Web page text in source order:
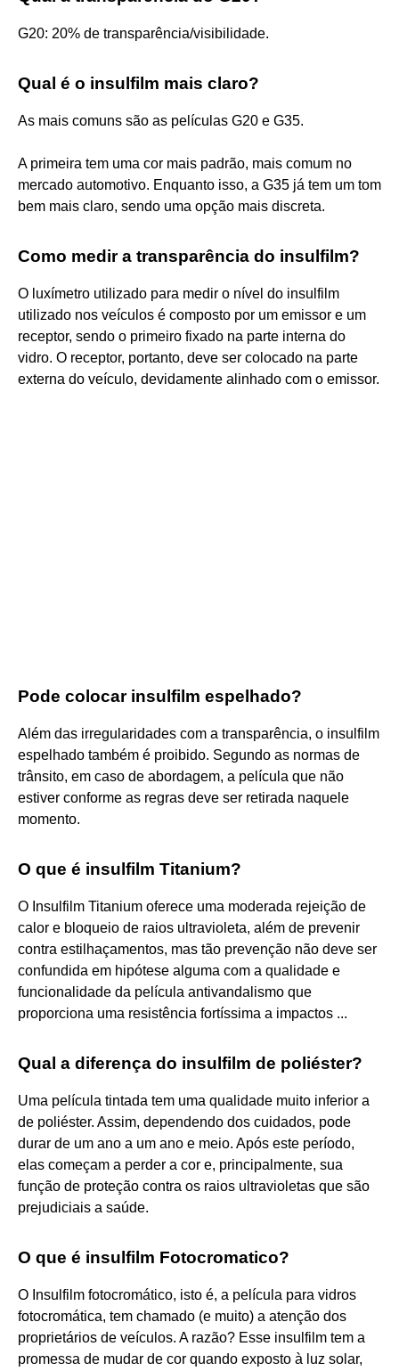
G20: 20% de transparência/visibilidade.
Qual é o insulfilm mais claro?
As mais comuns são as películas G20 e G35.
A primeira tem uma cor mais padrão, mais comum no
mercado automotivo. Enquanto isso, a G35 já tem um tom
bem mais claro, sendo uma opção mais discreta.
Como medir a transparência do insulfilm?
O luxímetro utilizado para medir o nível do insulfilm
utilizado nos veículos é composto por um emissor e um
receptor, sendo o primeiro fixado na parte interna do
vidro. O receptor, portanto, deve ser colocado na parte
externa do veículo, devidamente alinhado com o emissor.
Pode colocar insulfilm espelhado?
Além das irregularidades com a transparência, o insulfilm
espelhado também é proibido. Segundo as normas de
trânsito, em caso de abordagem, a película que não
estiver conforme as regras deve ser retirada naquele
momento.
O que é insulfilm Titanium?
O Insulfilm Titanium oferece uma moderada rejeição de
calor e bloqueio de raios ultravioleta, além de prevenir
contra estilhaçamentos, mas tão prevenção não deve ser
confundida em hipótese alguma com a qualidade e
funcionalidade da película antivandalismo que
proporciona uma resistência fortíssima a impactos ...
Qual a diferença do insulfilm de poliéster?
Uma película tintada tem uma qualidade muito inferior a
de poliéster. Assim, dependendo dos cuidados, pode
durar de um ano a um ano e meio. Após este período,
elas começam a perder a cor e, principalmente, sua
função de proteção contra os raios ultravioletas que são
prejudiciais a saúde.
O que é insulfilm Fotocromatico?
O Insulfilm fotocromático, isto é, a película para vidros
fotocromática, tem chamado (e muito) a atenção dos
proprietários de veículos. A razão? Esse insulfilm tem a
promessa de mudar de cor quando exposto à luz solar,